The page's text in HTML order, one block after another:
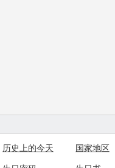
历史上的今天 国家地区